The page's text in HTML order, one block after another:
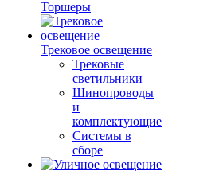
Торшеры
Трековое освещение
Трековые
светильники
Шинопроводы
и
комплектующие
Системы в
сборе